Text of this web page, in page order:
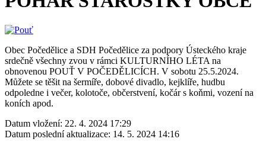
Obec Počedělice a SDH Počedělice za podpory Ústeckého kraje
srdečně všechny zvou v rámci KULTURNÍHO LÉTA na
obnovenou POUŤ V POČEDĚLICÍCH. V sobotu 25.5.2024.
Můžete se těšit na šermíře, dobové divadlo, kejklíře, hudbu
odpoledne i večer, kolotoče, občerstvení, kočár s koňmi, vození na
koních apod.
Datum vložení: 22. 4. 2024 17:29
Datum poslední aktualizace: 14. 5. 2024 14:16